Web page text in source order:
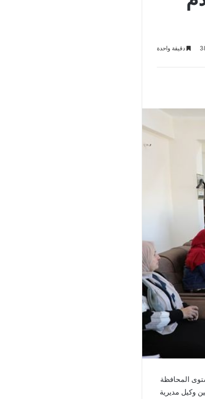
دقيقة واحدة
، اجتماع لجنة اختيار الأم المثالية لعام 2023 على مستوى المحافظة
وكيل مديرية